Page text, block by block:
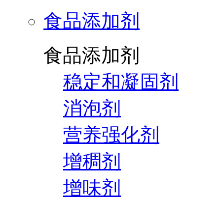
食品添加剂
食品添加剂
稳定和凝固剂
消泡剂
营养强化剂
增稠剂
增味剂